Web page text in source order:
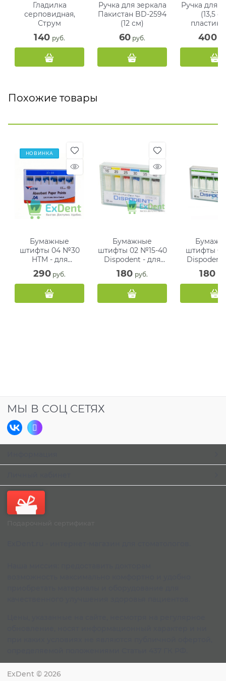
Гладилка
серповидная,
Струм
140 руб.
Ручка для зеркала
Пакистан BD-2594
(12 см)
60 руб.
Ручка для
(13,5
синяя
400
Похожие товары
НОВИНКА
Бумажные
штифты 04 №30
HTM - для
удаления влаги в
канале (100 шт)
290 руб.
Бумажные
штифты 02 №15-40
Dispodent - для
удаления влаги в
канале (200 шт)
180 руб.
штифты
Dispodent
удаления
канале
180
МЫ В СОЦ СЕТЯХ
ExDent © 2026